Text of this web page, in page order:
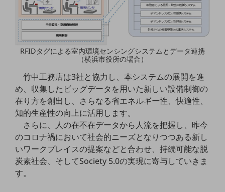
セキュリティ対策
遠隔監視
顧客体験（CX）改善
人材不足解消
業種・業態で探す
業種・業態で探すTOP
一次産業
医療・介護
RFIDタグによる室内環境センシングシステムとデータ連携
（横浜市役所の場合）
竹中工務店は3社と協力し、本システムの展開を進
め、収集したビッグデータを用いた新しい設備制御の
在り方を創出し、さらなる省エネルギー性、快適性、
知的生産性の向上に活用します。
さらに、人の在不在データから人流を把握し、昨今
のコロナ禍において社会的ニーズとなりつつある新し
いワークプレイスの提案などと合わせ、持続可能な脱
炭素社会、そしてSociety 5.0の実現に寄与していきま
す。